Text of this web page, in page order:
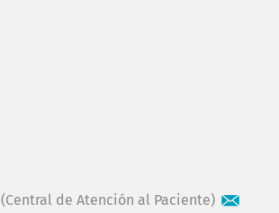
(Central de Atención al Paciente)